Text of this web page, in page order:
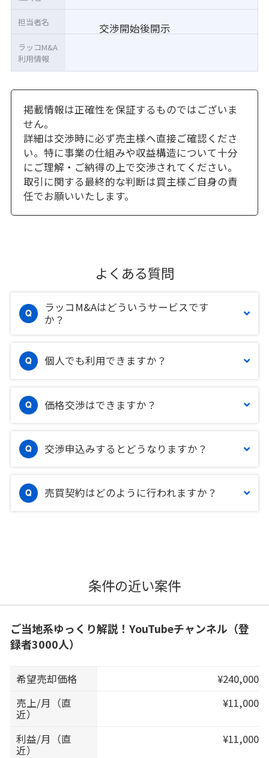
交渉開始後開示
担当者名
ラッコM&A
利用情報
掲載情報は正確性を保証するものではございま
せん。
詳細は交渉時に必ず売主様へ直接ご確認くださ
い。特に事業の仕組みや収益構造について十分
にご理解・ご納得の上で交渉されてください。
取引に関する最終的な判断は買主様ご自身の責
任でお願いいたします。
よくある質問
ラッコM&Aはどういうサービスです
か？
個人でも利用できますか？
価格交渉はできますか？
交渉申込みするとどうなりますか？
売買契約はどのように行われますか？
条件の近い案件
ご当地系ゆっくり解説！YouTubeチャンネル（登
録者3000人）
希望売却価格
¥240,000
売上/月（直
近）
¥11,000
利益/月（直
近）
¥11,000